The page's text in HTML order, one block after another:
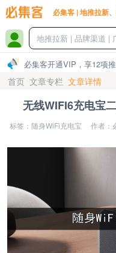
必集客 | 地推拉新
必集客开通VIP，享12项
首页 文章专栏 文章详情
无线WIFI6充电宝
标签：随身WiFi充电宝 作者：